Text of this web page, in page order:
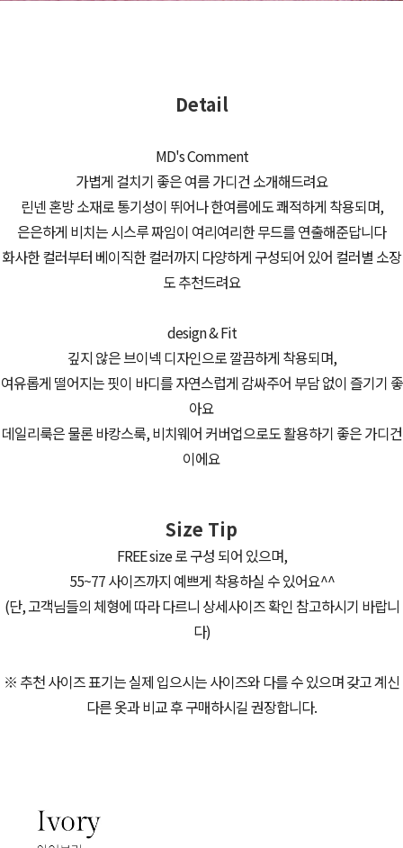
Detail
MD's Comment
가볍게 걸치기 좋은 여름 가디건 소개해드려요
린넨 혼방 소재로 통기성이 뛰어나 한여름에도 쾌적하게 착용되며,
은은하게 비치는 시스루 짜임이 여리여리한 무드를 연출해준답니다
화사한 컬러부터 베이직한 컬러까지 다양하게 구성되어 있어 컬러별 소장
도 추천드려요
design & Fit
깊지 않은 브이넥 디자인으로 깔끔하게 착용되며,
여유롭게 떨어지는 핏이 바디를 자연스럽게 감싸주어 부담 없이 즐기기 좋
아요
데일리룩은 물론 바캉스룩, 비치웨어 커버업으로도 활용하기 좋은 가디건
이에요
Size Tip
FREE size 로 구성 되어 있으며,
55~77 사이즈까지 예쁘게 착용하실 수 있어요^^
(단, 고객님들의 체형에 따라 다르니 상세사이즈 확인 참고하시기 바랍니
다)
※ 추천 사이즈 표기는 실제 입으시는 사이즈와 다를 수 있으며 갖고 계신
다른 옷과 비교 후 구매하시길 권장합니다.